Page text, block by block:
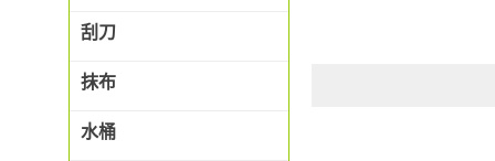
刮刀
抹布
水桶